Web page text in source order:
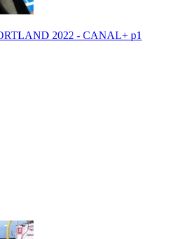
2022 - CANAL+ p1